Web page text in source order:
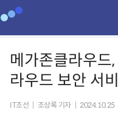
메가존클라우드
라우드 보안 서
IT조선 조상록 기자 2024.10.25